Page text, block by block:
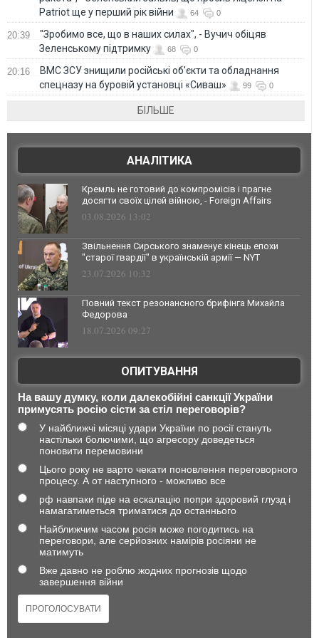
Patriot ще у перший рік війни
64 0
20:39
"Зробимо все, що в наших силах", - Вучич обіцяв
Зеленському підтримку
68 0
20:16
ВМС ЗСУ знищили російські об'єкти та обладнання
спецназу на буровій установці «Сиваш»
99 0
БІЛЬШЕ
АНАЛІТИКА
Кремль не готовий до компромісів і прагне
досягти своїх цілей війною, - Foreign Affairs
03.08.2026 13:02
Звільнення Сирського знаменує кінець епохи
"старої гвардії" в українській армії — NYT
23.07.2026 10:32
Повний текст резонансного брифінга Михайла
Федорова
18.07.2026 09:27
ОПИТУВАННЯ
На вашу думку, коли далекобійні санкції України
примусять росію сісти за стіл переговорів?
У найближчі місяці удари України по росії стануть
настільки болючими, що агресору доведеться
поновити перемовини
Цього року не варто чекати поновлення переговорного
процесу. А от наступного - можливо все
рф навпаки піде на ескалацію попри здоровий глузд і
намагатиметься триматися до останнього
Найближчим часом росія може погодитись на
переговори, але серйозних намірів росіяни не
матимуть
Вже давно не роблю жодних прогнозів щодо
завершення війни